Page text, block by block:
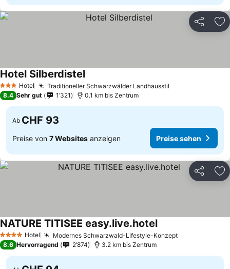
Teilen
3 SterneHotel Traditioneller Schwarzwälder Landhausstil
Hotel Silberdistel
8.4 Sehr gut 1’321 0.1 km bis Zentrum
Ab CHF 93
Preise von 7 Websites anzeigen Preise sehen
Teilen
4 Sterne Hotel Modernes Schwarzwald-Lifestyle-Konzept
NATURE TITISEE easy.live.hotel
8.6 Hervorragend 2’874 3.2 km bis Zentrum